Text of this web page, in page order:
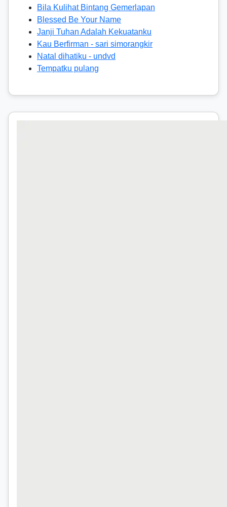
Bila Kulihat Bintang Gemerlapan
Blessed Be Your Name
Janji Tuhan Adalah Kekuatanku
Kau Berfirman - sari simorangkir
Natal dihatiku - undvd
Tempatku pulang